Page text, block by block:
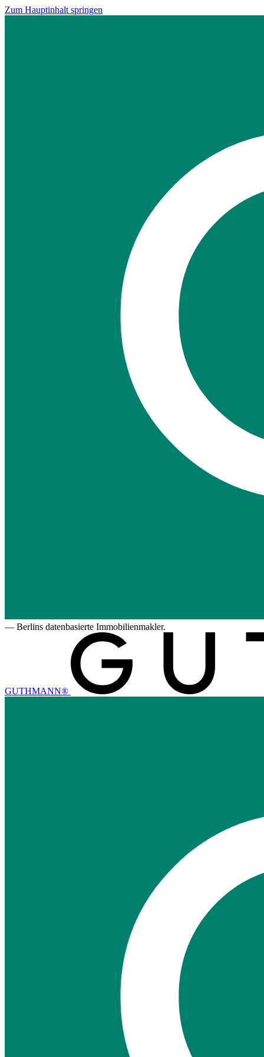
Zum Hauptinhalt springen
— Berlins datenbasierte Immobilienmakler.
GUTHMANN®